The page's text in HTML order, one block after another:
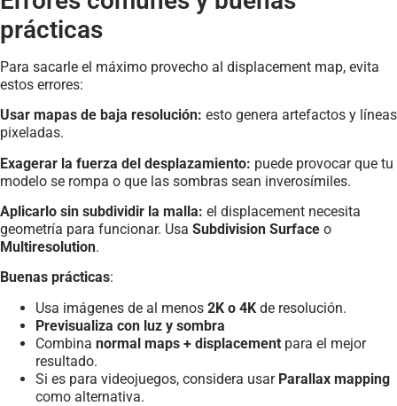
prácticas
Para sacarle el máximo provecho al displacement map, evita
estos errores:
Usar mapas de baja resolución: esto genera artefactos y líneas
pixeladas.
Exagerar la fuerza del desplazamiento: puede provocar que tu
modelo se rompa o que las sombras sean inverosímiles.
Aplicarlo sin subdividir la malla: el displacement necesita
geometría para funcionar. Usa Subdivision Surface o
Multiresolution.
Buenas prácticas:
Usa imágenes de al menos 2K o 4K de resolución.
Previsualiza con luz y sombra
Combina normal maps + displacement para el mejor
resultado.
Si es para videojuegos, considera usar Parallax mapping
como alternativa.